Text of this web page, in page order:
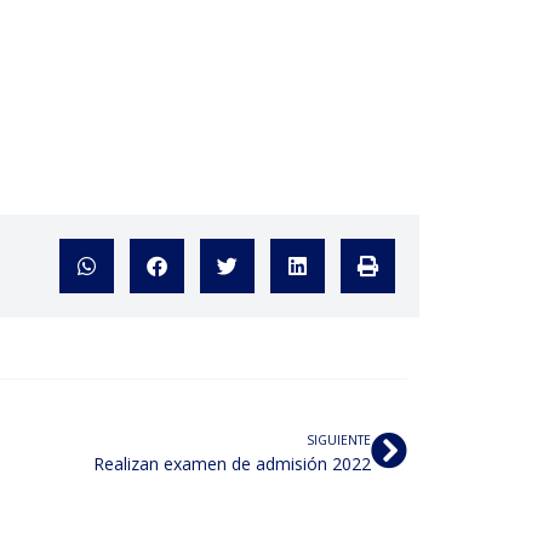
SIGUIENTE
Realizan examen de admisión 2022